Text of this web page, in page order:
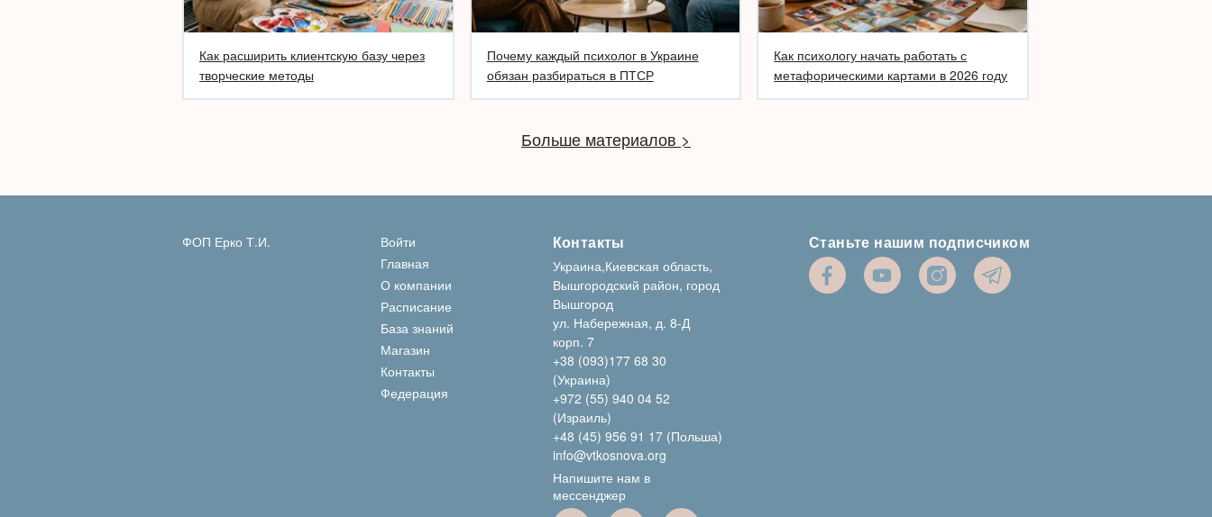
Как расширить клиентскую базу через
творческие методы
Почему каждый психолог в Украине
обязан разбираться в ПТСР
Как психологу начать работать с
метафорическими картами в 2026 году
Больше материалов >
ФОП Ерко Т.И.
Войти
Главная
О компании
Расписание
База знаний
Магазин
Контакты
Федерация
Контакты
Украина,Киевская область,
Вышгородский район, город
Вышгород
ул. Набережная, д. 8-Д
корп. 7
+38 (093)177 68 30
(Украина)
+972 (55) 940 04 52
(Израиль)
+48 (45) 956 91 17 (Польша)
info@vtkosnova.org
Напишите нам в
мессенджер
Станьте нашим подписчиком